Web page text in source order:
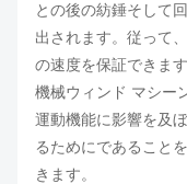
との後の紡錘そして
出されます。従って
の速度を保証できます
機械ウィンド マシー
運動機能に影響を及
るためにであること
きます。